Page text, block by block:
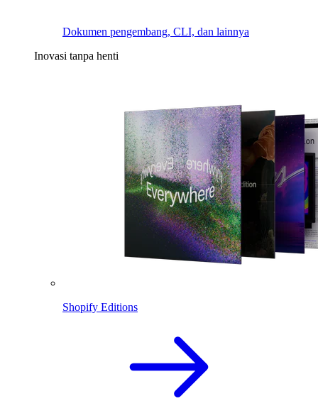
Dokumen pengembang, CLI, dan lainnya
Inovasi tanpa henti
Shopify Editions